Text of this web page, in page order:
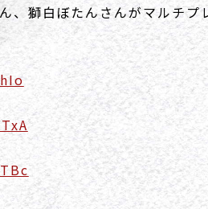
、獅白ぼたんさんがマルチ